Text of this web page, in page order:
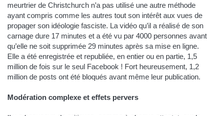
meurtrier de Christchurch n’a pas utilisé une autre méthode
ayant compris comme les autres tout son intérêt aux vues de
propager son idéologie fasciste. La vidéo qu’il a réalisé de son
carnage dure 17 minutes et a été vu par 4000 personnes avant
qu’elle ne soit supprimée 29 minutes après sa mise en ligne.
Elle a été enregistrée et republiée, en entier ou en partie, 1,5
million de fois sur le seul Facebook ! Fort heureusement, 1,2
million de posts ont été bloqués avant même leur publication.
Modération complexe et effets pervers